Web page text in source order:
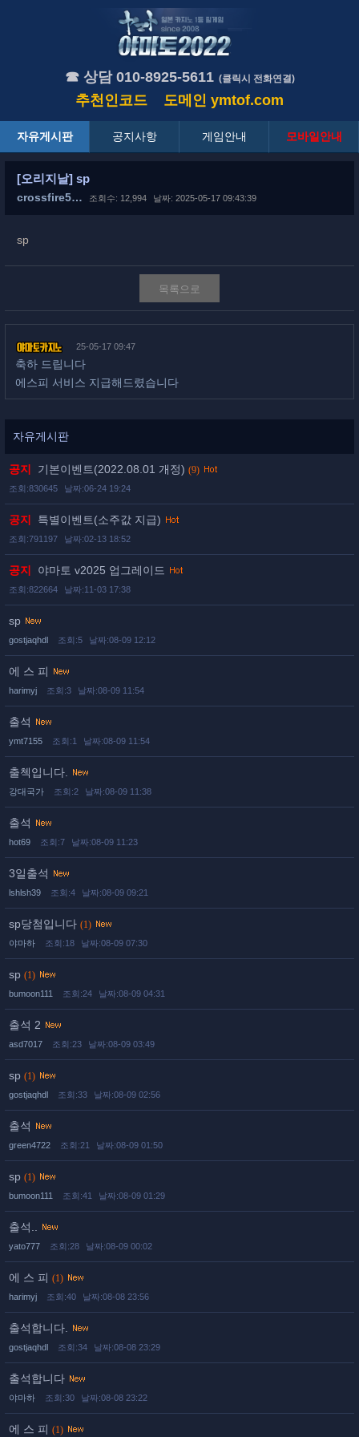
☎ 상담 010-8925-5611 (클릭시 전화연결)
추천인코드 도메인 ymtof.com
자유게시판 공지사항 게임안내 모바일안내
[오리지날] sp
crossfire5… 조회수: 12,994 날짜: 2025-05-17 09:43:39
sp
목록으로
25-05-17 09:47
축하 드립니다
에스피 서비스 지급해드렸습니다
자유게시판
공지 기본이벤트(2022.08.01 개정) (9)
조회:830645 날짜:06-24 19:24
공지 특별이벤트(소주값 지급)
조회:791197 날짜:02-13 18:52
공지 야마토 v2025 업그레이드
조회:822664 날짜:11-03 17:38
sp
gostjaqhdl 조회:5 날짜:08-09 12:12
에 스 피
harimyj 조회:3 날짜:08-09 11:54
출석
ymt7155 조회:1 날짜:08-09 11:54
출첵입니다.
강대국가 조회:2 날짜:08-09 11:38
출석
hot69 조회:7 날짜:08-09 11:23
3일출석
lshlsh39 조회:4 날짜:08-09 09:21
sp당첨입니다 (1)
야마하 조회:18 날짜:08-09 07:30
sp (1)
bumoon111 조회:24 날짜:08-09 04:31
출석 2
asd7017 조회:23 날짜:08-09 03:49
sp (1)
gostjaqhdl 조회:33 날짜:08-09 02:56
출석
green4722 조회:21 날짜:08-09 01:50
sp (1)
bumoon111 조회:41 날짜:08-09 01:29
출석..
yato777 조회:28 날짜:08-09 00:02
에 스 피 (1)
harimyj 조회:40 날짜:08-08 23:56
출석합니다.
gostjaqhdl 조회:34 날짜:08-08 23:29
출석합니다
야마하 조회:30 날짜:08-08 23:22
에 스 피 (1)